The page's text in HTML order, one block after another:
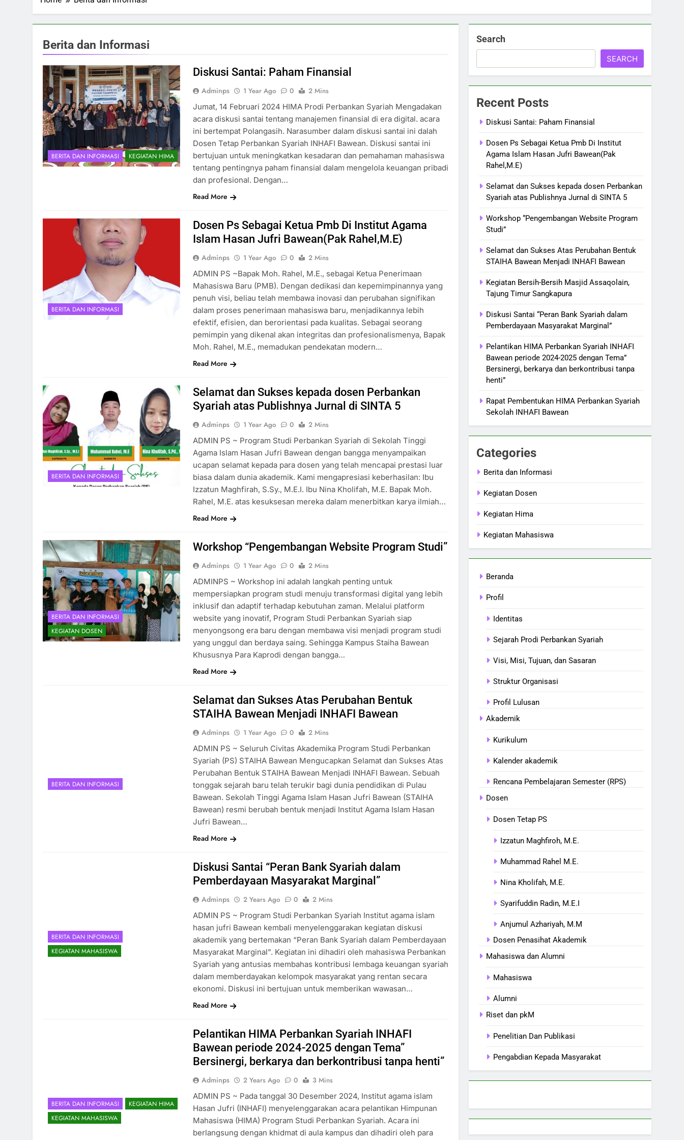
Berita dan Informasi
BERITA DAN INFORMASI KEGIATAN HIMA
Diskusi Santai: Paham Finansial
Adminps 1 Year Ago 0
2 Mins
Jumat, 14 Februari 2024 HIMA Prodi Perbankan Syariah Mengadakan
acara diskusi santai tentang manajemen finansial di era digital. acara
ini bertempat Polangasih. Narasumber dalam diskusi santai ini dalah
Dosen Tetap Perbankan Syariah INHAFI Bawean. Diskusi santai ini
bertujuan untuk meningkatkan kesadaran dan pemahaman mahasiswa
tentang pentingnya paham finansial dalam mengelola keuangan pribadi
dan profesional. Dengan…
Read More
BERITA DAN INFORMASI
Dosen Ps Sebagai Ketua Pmb Di Institut Agama
Islam Hasan Jufri Bawean(Pak Rahel,M.E)
Adminps 1 Year Ago 0
2 Mins
ADMIN PS ~Bapak Moh. Rahel, M.E., sebagai Ketua Penerimaan
Mahasiswa Baru (PMB). Dengan dedikasi dan kepemimpinannya yang
penuh visi, beliau telah membawa inovasi dan perubahan signifikan
dalam proses penerimaan mahasiswa baru, menjadikannya lebih
efektif, efisien, dan berorientasi pada kualitas. Sebagai seorang
pemimpin yang dikenal akan integritas dan profesionalismenya, Bapak
Moh. Rahel, M.E., memadukan pendekatan modern…
Read More
BERITA DAN INFORMASI
Selamat dan Sukses kepada dosen Perbankan
Syariah atas Publishnya Jurnal di SINTA 5
Adminps 1 Year Ago 0
2 Mins
ADMIN PS ~ Program Studi Perbankan Syariah di Sekolah Tinggi
Agama Islam Hasan Jufri Bawean dengan bangga menyampaikan
ucapan selamat kepada para dosen yang telah mencapai prestasi luar
biasa dalam dunia akademik. Kami mengapresiasi keberhasilan: Ibu
Izzatun Maghfirah, S.Sy., M.E.I. Ibu Nina Kholifah, M.E. Bapak Moh.
Rahel, M.E. atas kesuksesan mereka dalam menerbitkan karya ilmiah…
Read More
BERITA DAN INFORMASI
KEGIATAN DOSEN
Workshop “Pengembangan Website Program Studi”
Adminps 1 Year Ago 0
2 Mins
ADMINPS ~ Workshop ini adalah langkah penting untuk
mempersiapkan program studi menuju transformasi digital yang lebih
inklusif dan adaptif terhadap kebutuhan zaman. Melalui platform
website yang inovatif, Program Studi Perbankan Syariah siap
menyongsong era baru dengan membawa visi menjadi program studi
yang unggul dan berdaya saing. Sehingga Kampus Staiha Bawean
Khususnya Para Kaprodi dengan bangga…
Read More
BERITA DAN INFORMASI
Selamat dan Sukses Atas Perubahan Bentuk
STAIHA Bawean Menjadi INHAFI Bawean
Adminps 1 Year Ago 0
2 Mins
ADMIN PS ~ Seluruh Civitas Akademika Program Studi Perbankan
Syariah (PS) STAIHA Bawean Mengucapkan Selamat dan Sukses Atas
Perubahan Bentuk STAIHA Bawean Menjadi INHAFI Bawean. Sebuah
tonggak sejarah baru telah terukir bagi dunia pendidikan di Pulau
Bawean. Sekolah Tinggi Agama Islam Hasan Jufri Bawean (STAIHA
Bawean) resmi berubah bentuk menjadi Institut Agama Islam Hasan
Jufri Bawean…
Read More
BERITA DAN INFORMASI
KEGIATAN MAHASISWA
Diskusi Santai “Peran Bank Syariah dalam
Pemberdayaan Masyarakat Marginal”
Adminps 2 Years Ago 0
2 Mins
ADMIN PS ~ Program Studi Perbankan Syariah Institut agama islam
hasan jufri Bawean kembali menyelenggarakan kegiatan diskusi
akademik yang bertemakan “Peran Bank Syariah dalam Pemberdayaan
Masyarakat Marginal”. Kegiatan ini dihadiri oleh mahasiswa Perbankan
Syariah yang antusias membahas kontribusi lembaga keuangan syariah
dalam memberdayakan kelompok masyarakat yang rentan secara
ekonomi. Diskusi ini bertujuan untuk memberikan wawasan…
Read More
BERITA DAN INFORMASI
KEGIATAN HIMA
KEGIATAN MAHASISWA
Pelantikan HIMA Perbankan Syariah INHAFI
Bawean periode 2024-2025 dengan Tema”
Bersinergi, berkarya dan berkontribusi tanpa henti”
Adminps 2 Years Ago 0
3 Mins
ADMIN PS ~ Pada tanggal 30 Desember 2024, Institut agama islam
Hasan Jufri (INHAFI) menyelenggarakan acara pelantikan Himpunan
Mahasiswa (HIMA) Program Studi Perbankan Syariah. Acara ini
berlangsung dengan khidmat di aula kampus dan dihadiri oleh para
Search
SEARCH
Recent Posts
Diskusi Santai: Paham Finansial
Dosen Ps Sebagai Ketua Pmb Di Institut
Agama Islam Hasan Jufri Bawean(Pak
Rahel,M.E)
Selamat dan Sukses kepada dosen Perbankan
Syariah atas Publishnya Jurnal di SINTA 5
Workshop “Pengembangan Website Program
Studi”
Selamat dan Sukses Atas Perubahan Bentuk
STAIHA Bawean Menjadi INHAFI Bawean
Kegiatan Bersih-Bersih Masjid Assaqolain,
Tajung Timur Sangkapura
Diskusi Santai “Peran Bank Syariah dalam
Pemberdayaan Masyarakat Marginal”
Pelantikan HIMA Perbankan Syariah INHAFI
Bawean periode 2024-2025 dengan Tema”
Bersinergi, berkarya dan berkontribusi tanpa
henti”
Rapat Pembentukan HIMA Perbankan Syariah
Sekolah INHAFI Bawean
Categories
Berita dan Informasi
Kegiatan Dosen
Kegiatan Hima
Kegiatan Mahasiswa
Beranda
Profil
Identitas
Sejarah Prodi Perbankan Syariah
Visi, Misi, Tujuan, dan Sasaran
Struktur Organisasi
Profil Lulusan
Akademik
Kurikulum
Kalender akademik
Rencana Pembelajaran Semester (RPS)
Dosen
Dosen Tetap PS
Izzatun Maghfiroh, M.E.
Muhammad Rahel M.E.
Nina Kholifah, M.E.
Syarifuddin Radin, M.E.I
Anjumul Azhariyah, M.M
Dosen Penasihat Akademik
Mahasiswa dan Alumni
Mahasiswa
Alumni
Riset dan pkM
Penelitian Dan Publikasi
Pengabdian Kepada Masyarakat
5
Selamat dan Sukses Atas
Perubahan Bentuk STAIHA
Selamat dan Sukses Atas